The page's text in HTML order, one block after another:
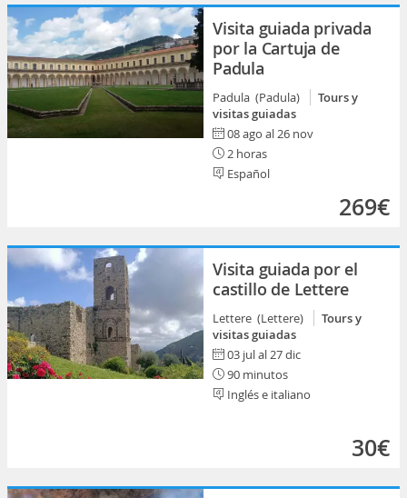
Visita guiada privada
por la Cartuja de
Padula
Padula (Padula)
Tours y
visitas guiadas
08 ago al 26 nov
2 horas
Español
269€
Visita guiada por el
castillo de Lettere
Lettere (Lettere)
Tours y
visitas guiadas
03 jul al 27 dic
90 minutos
Inglés e italiano
30€